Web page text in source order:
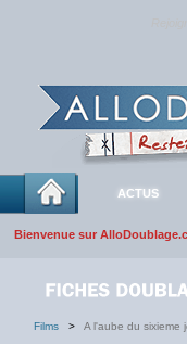
ACTUS
Bienvenue sur
Films > A l'aube du sixieme